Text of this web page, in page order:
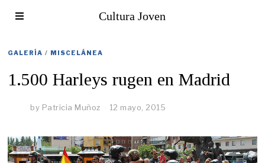
Cultura Joven
GALERÍA / MISCELÁNEA
1.500 Harleys rugen en Madrid
by Patricia Muñoz 12 mayo, 2015